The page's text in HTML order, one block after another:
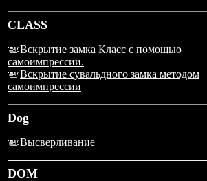
CLASS
Вскрытие замка Класс с помощью
самоимпрессии.
Вскрытие сувальдного замка методом
самоимпрессии
Dog
Высверливание
DOM